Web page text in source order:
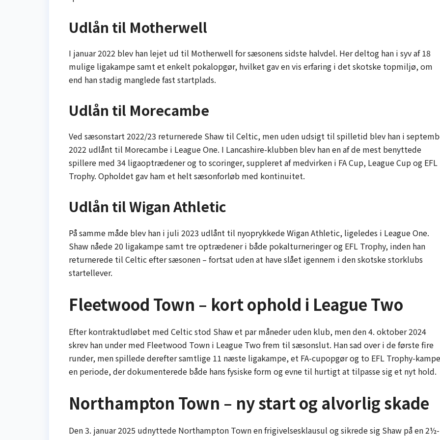
Udlån til Motherwell
I januar 2022 blev han lejet ud til Motherwell for sæsonens sidste halvdel. Her deltog han i syv af 18
mulige ligakampe samt et enkelt pokalopgør, hvilket gav en vis erfaring i det skotske topmiljø, om
end han stadig manglede fast startplads.
Udlån til Morecambe
Ved sæsonstart 2022/23 returnerede Shaw til Celtic, men uden udsigt til spilletid blev han i
2022 udlånt til Morecambe i League One. I Lancashire-klubben blev han en af de mest benyttede
spillere med 34 ligaoptrædener og to scoringer, suppleret af medvirken i FA Cup, League Cup og EFL
Trophy. Opholdet gav ham et helt sæsonforløb med kontinuitet.
Udlån til Wigan Athletic
På samme måde blev han i juli 2023 udlånt til nyoprykkede Wigan Athletic, ligeledes i League One.
Shaw nåede 20 ligakampe samt tre optrædener i både pokalturneringer og EFL Trophy, inden han
returnerede til Celtic efter sæsonen – fortsat uden at have slået igennem i den skotske storklubs
startellever.
Fleetwood Town – kort ophold i League Two
Efter kontraktudløbet med Celtic stod Shaw et par måneder uden klub, men den 4. oktober 2024
skrev han under med Fleetwood Town i League Two frem til sæsonslut. Han sad over i de første fire
runder, men spillede derefter samtlige 11 næste ligakampe, et FA-cupopgør og to EFL Trophy-
en periode, der dokumenterede både hans fysiske form og evne til hurtigt at tilpasse sig et nyt hold.
Northampton Town – ny start og alvorlig skade
Den 3. januar 2025 udnyttede Northampton Town en frigivelsesklausul og sikrede sig Shaw på en 2½-